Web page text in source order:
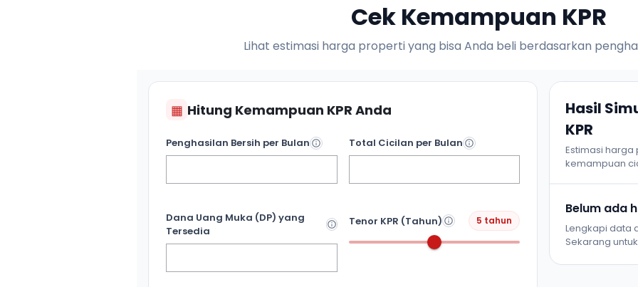
Cek Kemampuan KPR
Lihat estimasi harga properti yang bisa Anda beli berdasarkan
▦ Hitung Kemampuan KPR Anda
Penghasilan Bersih per Bulan Total Cicilan per Bulan
Dana Uang Muka (DP) yang
Tersedia
Tenor KPR (Tahun) 5 tahun
Hasil
KPR
Estimasi
kemampuan
Belum ada
Lengkapi data
Sekarang